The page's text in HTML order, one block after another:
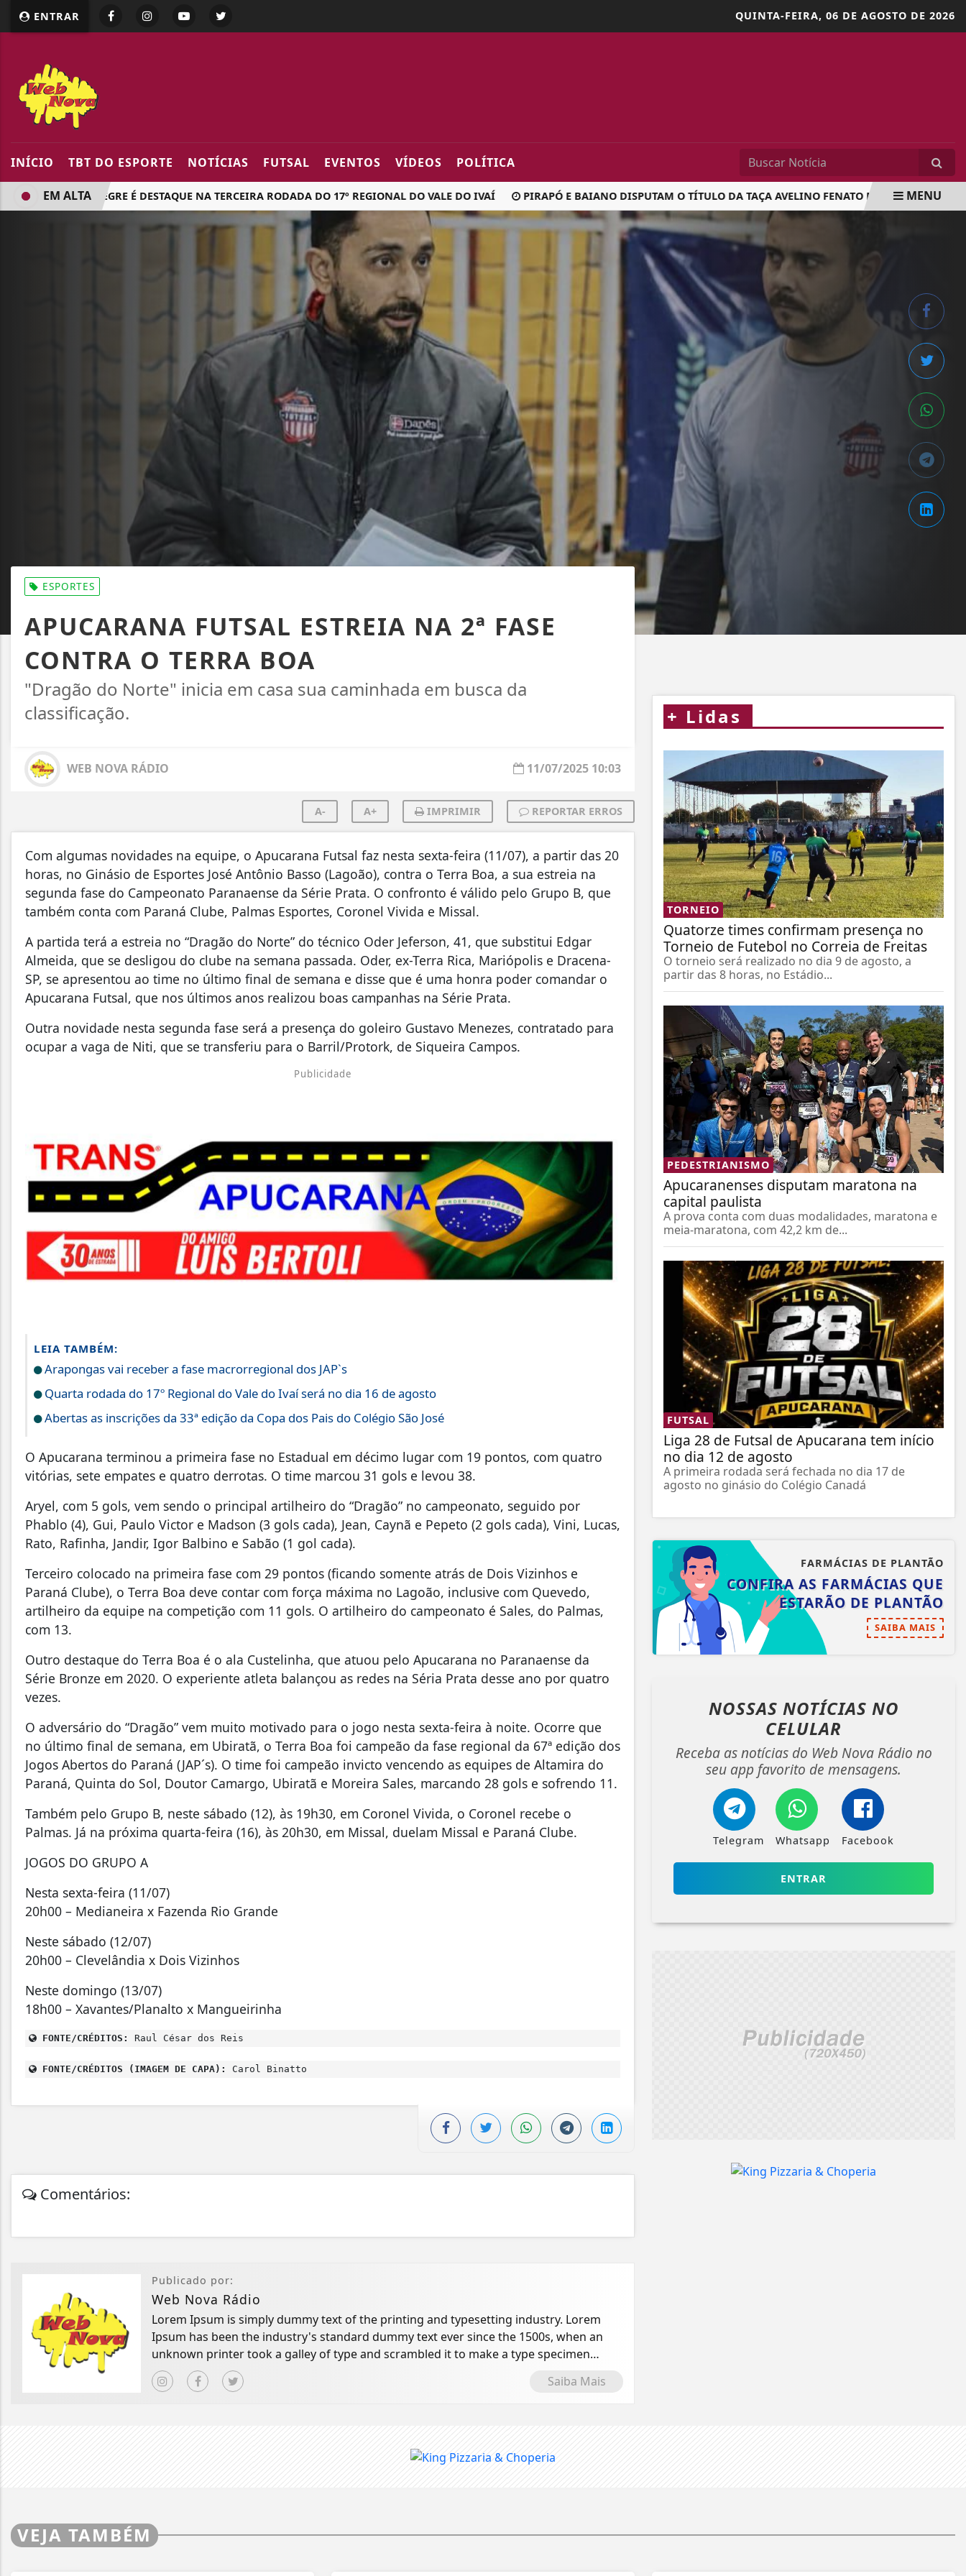
google.com, pub-5218898159836688, DIRECT, f08c47fec0942fa0
ENTRAR QUINTA-FEIRA, 06 DE AGOSTO DE 2026
INÍCIO TBT DO ESPORTE NOTÍCIAS FUTSAL EVENTOS VÍDEOS POLÍTICA
JARDIM ALEGRE É DESTAQUE NA TERCEIRA RODADA DO 17º REGIONAL DO VALE DO IVAÍ PIRAPÓ E BAIANO DISPUTAM O TÍTULO DA TAÇA AVELINO FENATO NESTE DOMINGO
EM ALTA MENU
ESPORTES
APUCARANA FUTSAL ESTREIA NA 2ª FASE
CONTRA O TERRA BOA
"Dragão do Norte" inicia em casa sua caminhada em busca da
classificação.
WEB NOVA RÁDIO 11/07/2025 10:03
A- A+ IMPRIMIR REPORTAR ERROS
Com algumas novidades na equipe, o Apucarana Futsal faz nesta sexta-feira (11/07), a partir das 20
horas, no Ginásio de Esportes José Antônio Basso (Lagoão), contra o Terra Boa, a sua estreia na
segunda fase do Campeonato Paranaense da Série Prata. O confronto é válido pelo Grupo B, que
também conta com Paraná Clube, Palmas Esportes, Coronel Vivida e Missal.
A partida terá a estreia no “Dragão do Norte” do técnico Oder Jeferson, 41, que substitui Edgar
Almeida, que se desligou do clube na semana passada. Oder, ex-Terra Rica, Mariópolis e Dracena-
SP, se apresentou ao time no último final de semana e disse que é uma honra poder comandar o
Apucarana Futsal, que nos últimos anos realizou boas campanhas na Série Prata.
Outra novidade nesta segunda fase será a presença do goleiro Gustavo Menezes, contratado para
ocupar a vaga de Niti, que se transferiu para o Barril/Protork, de Siqueira Campos.
Publicidade
LEIA TAMBÉM:
Arapongas vai receber a fase macrorregional dos JAP`s
Quarta rodada do 17º Regional do Vale do Ivaí será no dia 16 de agosto
Abertas as inscrições da 33ª edição da Copa dos Pais do Colégio São José
O Apucarana terminou a primeira fase no Estadual em décimo lugar com 19 pontos, com quatro
vitórias, sete empates e quatro derrotas. O time marcou 31 gols e levou 38.
Aryel, com 5 gols, vem sendo o principal artilheiro do “Dragão” no campeonato, seguido por
Phablo (4), Gui, Paulo Victor e Madson (3 gols cada), Jean, Caynã e Pepeto (2 gols cada), Vini, Lucas,
Rato, Rafinha, Jandir, Igor Balbino e Sabão (1 gol cada).
Terceiro colocado na primeira fase com 29 pontos (ficando somente atrás de Dois Vizinhos e
Paraná Clube), o Terra Boa deve contar com força máxima no Lagoão, inclusive com Quevedo,
artilheiro da equipe na competição com 11 gols. O artilheiro do campeonato é Sales, do Palmas,
com 13.
Outro destaque do Terra Boa é o ala Custelinha, que atuou pelo Apucarana no Paranaense da
Série Bronze em 2020. O experiente atleta balançou as redes na Séria Prata desse ano por quatro
vezes.
O adversário do “Dragão” vem muito motivado para o jogo nesta sexta-feira à noite. Ocorre que
no último final de semana, em Ubiratã, o Terra Boa foi campeão da fase regional da 67ª edição dos
Jogos Abertos do Paraná (JAP´s). O time foi campeão invicto vencendo as equipes de Altamira do
Paraná, Quinta do Sol, Doutor Camargo, Ubiratã e Moreira Sales, marcando 28 gols e sofrendo 11.
Também pelo Grupo B, neste sábado (12), às 19h30, em Coronel Vivida, o Coronel recebe o
Palmas. Já na próxima quarta-feira (16), às 20h30, em Missal, duelam Missal e Paraná Clube.
JOGOS DO GRUPO A
Nesta sexta-feira (11/07)
20h00 – Medianeira x Fazenda Rio Grande
Neste sábado (12/07)
20h00 – Clevelândia x Dois Vizinhos
Neste domingo (13/07)
18h00 – Xavantes/Planalto x Mangueirinha
FONTE/CRÉDITOS: Raul César dos Reis
FONTE/CRÉDITOS (IMAGEM DE CAPA): Carol Binatto
Comentários:
Publicado por:
Web Nova Rádio
Lorem Ipsum is simply dummy text of the printing and typesetting industry. Lorem
Ipsum has been the industry's standard dummy text ever since the 1500s, when an
unknown printer took a galley of type and scrambled it to make a type specimen
book.
Saiba Mais
+ Lidas
TORNEIO
Quatorze times confirmam presença no
Torneio de Futebol no Correia de Freitas
O torneio será realizado no dia 9 de agosto, a
partir das 8 horas, no Estádio...
PEDESTRIANISMO
Apucaranenses disputam maratona na
capital paulista
A prova conta com duas modalidades, maratona e
meia-maratona, com 42,2 km de...
FUTSAL
Liga 28 de Futsal de Apucarana tem início
no dia 12 de agosto
A primeira rodada será fechada no dia 17 de
agosto no ginásio do Colégio Canadá
FARMÁCIAS DE PLANTÃO
CONFIRA AS FARMÁCIAS QUE
ESTARÃO DE PLANTÃO
SAIBA MAIS
NOSSAS NOTÍCIAS NO
CELULAR
Receba as notícias do Web Nova Rádio no
seu app favorito de mensagens.
Telegram Whatsapp Facebook
ENTRAR
VEJA TAMBÉM